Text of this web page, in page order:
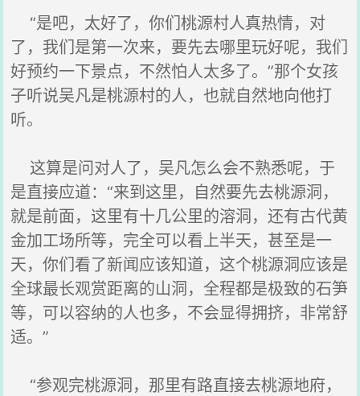
“是吧，太好了，你们桃源村人真热情，对
了，我们是第一次来，要先去哪里玩好呢，我们
好预约一下景点，不然怕人太多了。”那个女孩
子听说吴凡是桃源村的人，也就自然地向他打
听。
这算是问对人了，吴凡怎么会不熟悉呢，于
是直接应道：“来到这里，自然要先去桃源洞，
就是前面，这里有十几公里的溶洞，还有古代黄
金加工场所等，完全可以看上半天，甚至是一
天，你们看了新闻应该知道，这个桃源洞应该是
全球最长观赏距离的山洞，全程都是极致的石笋
等，可以容纳的人也多，不会显得拥挤，非常舒
适。”
“参观完桃源洞，那里有路直接去桃源地府，